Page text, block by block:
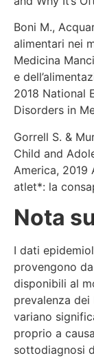
Boni M.,
alimentari nei
Medicina
e
2018 National
Disorders in
Gorrell S. &
Child and
America, 2019
atlet*: la
Nota
I dati
provengono
disponibili al
prevalenza
variano
proprio a
sottodiagnosi